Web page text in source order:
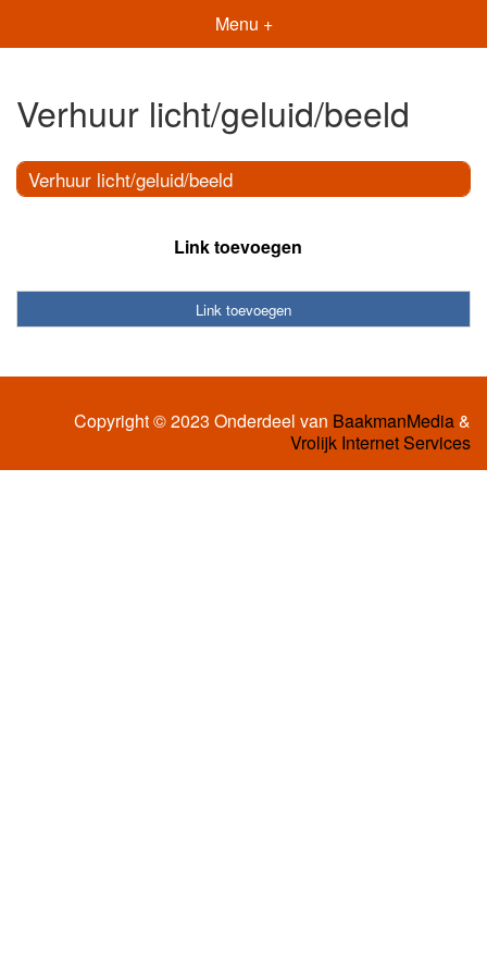
Menu +
Verhuur licht/geluid/beeld
Verhuur licht/geluid/beeld
Link toevoegen
Link toevoegen
Copyright © 2023 Onderdeel van BaakmanMedia&
Vrolijk Internet Services